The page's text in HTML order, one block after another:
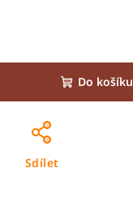
Do košíku
Sdílet